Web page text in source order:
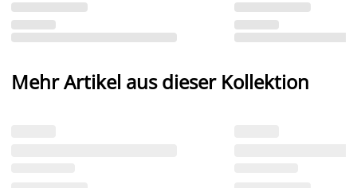
Mehr Artikel aus dieser Kollektion